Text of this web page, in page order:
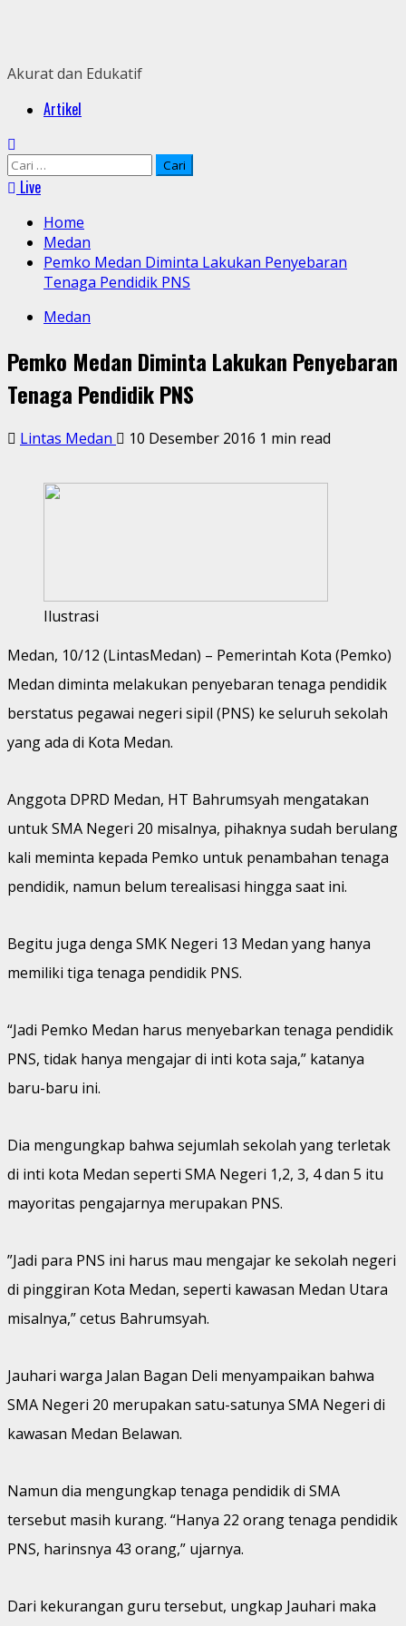
Akurat dan Edukatif
PrimaryArtikel
Cari
untuk:
Live
Home
Medan
Pemko Medan Diminta Lakukan Penyebaran
Tenaga Pendidik PNS
Medan
Pemko Medan Diminta Lakukan Penyebaran
Tenaga Pendidik PNS
Lintas Medan 10 Desember 2016 1 min read
Ilustrasi
Medan, 10/12 (LintasMedan) – Pemerintah Kota (Pemko)
Medan diminta melakukan penyebaran tenaga pendidik
berstatus pegawai negeri sipil (PNS) ke seluruh sekolah
yang ada di Kota Medan.
Anggota DPRD Medan, HT Bahrumsyah mengatakan
untuk SMA Negeri 20 misalnya, pihaknya sudah berulang
kali meminta kepada Pemko untuk penambahan tenaga
pendidik, namun belum terealisasi hingga saat ini.
Begitu juga denga SMK Negeri 13 Medan yang hanya
memiliki tiga tenaga pendidik PNS.
“Jadi Pemko Medan harus menyebarkan tenaga pendidik
PNS, tidak hanya mengajar di inti kota saja,” katanya
baru-baru ini.
Dia mengungkap bahwa sejumlah sekolah yang terletak
di inti kota Medan seperti SMA Negeri 1,2, 3, 4 dan 5 itu
mayoritas pengajarnya merupakan PNS.
”Jadi para PNS ini harus mau mengajar ke sekolah negeri
di pinggiran Kota Medan, seperti kawasan Medan Utara
misalnya,” cetus Bahrumsyah.
Jauhari warga Jalan Bagan Deli menyampaikan bahwa
SMA Negeri 20 merupakan satu-satunya SMA Negeri di
kawasan Medan Belawan.
Namun dia mengungkap tenaga pendidik di SMA
tersebut masih kurang. “Hanya 22 orang tenaga pendidik
PNS, harinsnya 43 orang,” ujarnya.
Dari kekurangan guru tersebut, ungkap Jauhari maka